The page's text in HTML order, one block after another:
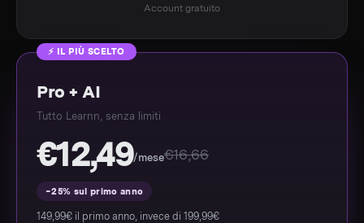
Account gratuito
⚡ IL PIÙ SCELTO
Pro + AI
Tutto Learnn, senza limiti
€12,49/mese€16,66
−25% sul primo anno
149,99€ il primo anno, invece di 199,99€